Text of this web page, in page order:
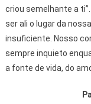
criou semelhante a
ser ali o lugar da
insuficiente. Nosso
sempre inquieto
a fonte de vida, do